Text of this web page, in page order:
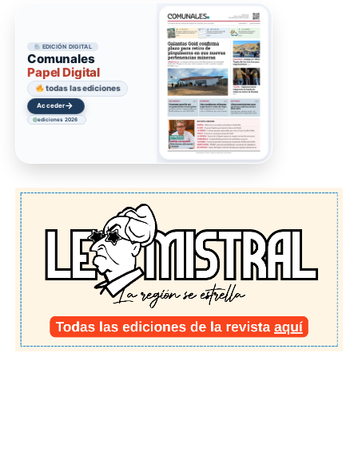
EDICIÓN DIGITAL
Comunales
Papel Digital
todas las ediciones
Acceder→
ediciones 2026